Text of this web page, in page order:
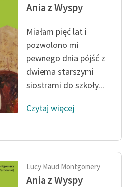
Ania z Wyspy
Miałam pięć lat i
pozwolono mi
pewnego dnia pójść z
dwiema starszymi
siostrami do szkoły...
Czytaj więcej
Lucy Maud Montgomery
Ania z Wyspy